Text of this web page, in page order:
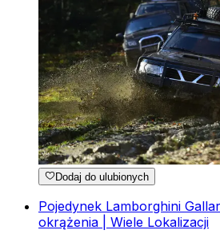
Dodaj do ulubionych
Pojedynek Lamborghini
okrążenia | Wiele Lokalizacji